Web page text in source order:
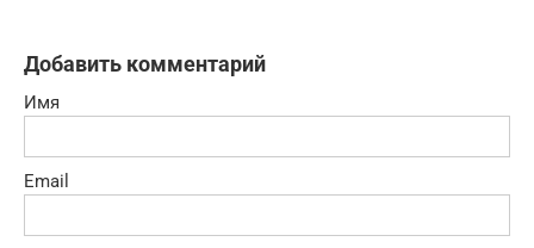
Добавить комментарий
Имя
Email